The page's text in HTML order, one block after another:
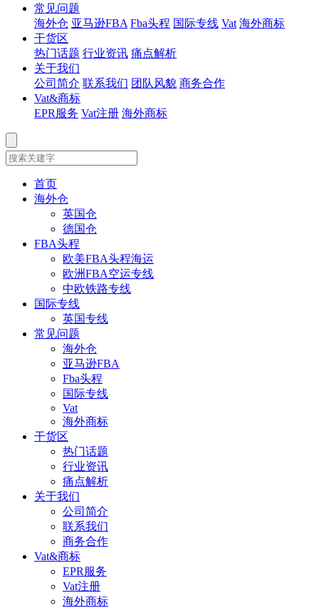
常见问题
海外仓 亚马逊FBA Fba头程 国际专线 Vat 海外商标
干货区
热门话题 行业资讯 痛点解析
关于我们
公司简介 联系我们 团队风貌 商务合作
Vat&商标
EPR服务 Vat注册 海外商标
首页
海外仓
英国仓
德国仓
FBA头程
欧美FBA头程海运
欧洲FBA空运专线
中欧铁路专线
国际专线
英国专线
常见问题
海外仓
亚马逊FBA
Fba头程
国际专线
Vat
海外商标
干货区
热门话题
行业资讯
痛点解析
关于我们
公司简介
联系我们
商务合作
Vat&商标
EPR服务
Vat注册
海外商标